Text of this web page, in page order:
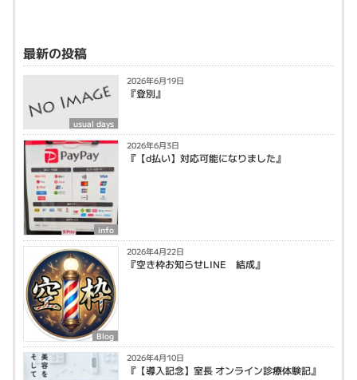
最新の投稿
usual days
2026年6月19日
『登別』
info
2026年6月3日
『【d払い】対応可能になりました』
Blog
2026年4月22日
『空き枠お知らせLINE 結成』
2026年4月10日
『【導入記念】室長 オンライン診療体験記』